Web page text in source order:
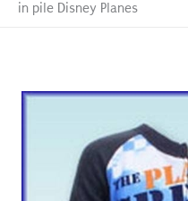
in pile Disney Planes